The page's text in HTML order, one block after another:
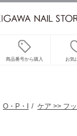
商品番号から購入 お気
O・P・I ケア >> フ